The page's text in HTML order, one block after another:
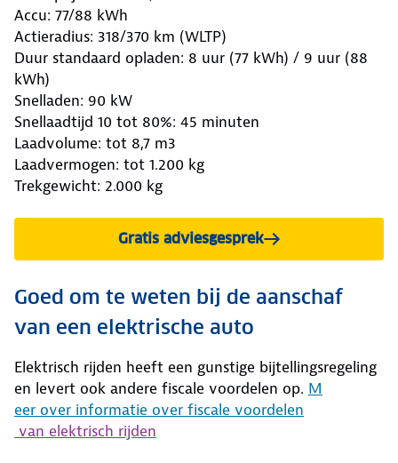
Accu: 77/88 kWh
Actieradius: 318/370 km (WLTP)
Duur standaard opladen: 8 uur (77 kWh) / 9 uur (88
kWh)
Snelladen: 90 kW
Snellaadtijd 10 tot 80%: 45 minuten
Laadvolume: tot 8,7 m3
Laadvermogen: tot 1.200 kg
Trekgewicht: 2.000 kg
Gratis adviesgesprek
Goed om te weten bij de aanschaf
van een elektrische auto
Elektrisch rijden heeft een gunstige bijtellingsregeling
en levert ook andere fiscale voordelen op. M
eer over informatie over fiscale voordelen
van elektrisch rijden